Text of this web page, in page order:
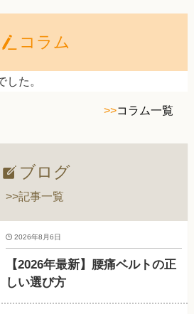
コラム
た。
>>コラム一覧
ブログ
>>記事一覧
【2026年最新】腰痛ベルトの正
しい選び方
2026年8月6日